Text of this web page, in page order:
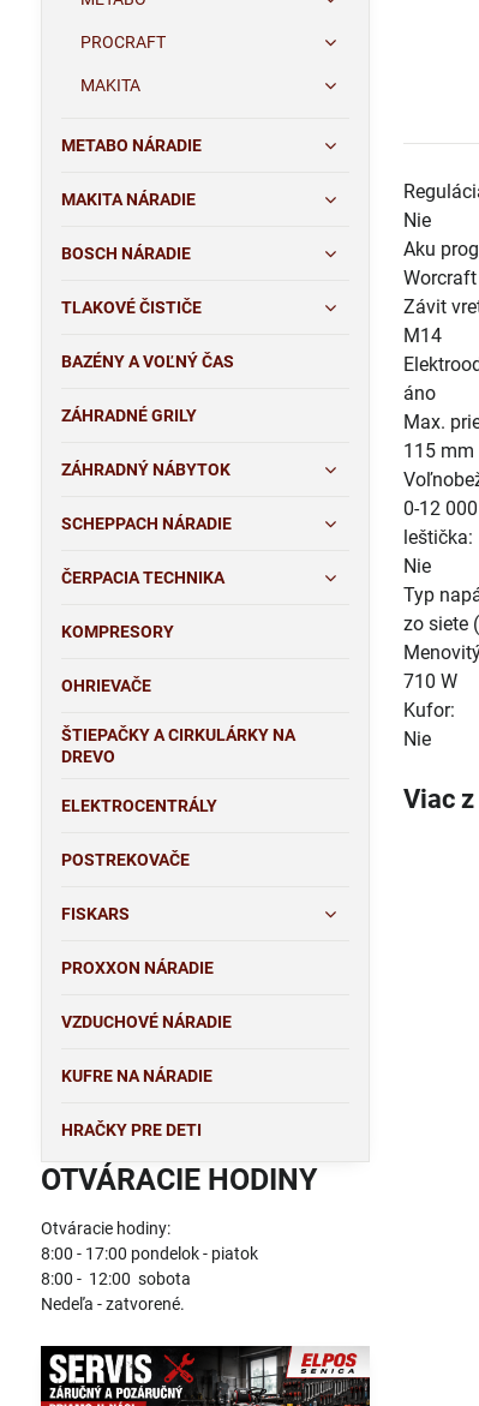
Nie
Aku
Worcraft
Závit
M14
áno
Max.
115 mm
0-12
leštička:
Nie
Typ
zo siete
710 W
Kufor:
Nie
Viac
PROCRAFT
MAKITA
METABO NÁRADIE
MAKITA NÁRADIE
BOSCH NÁRADIE
TLAKOVÉ ČISTIČE
BAZÉNY A VOĽNÝ ČAS
ZÁHRADNÉ GRILY
ZÁHRADNÝ NÁBYTOK
SCHEPPACH NÁRADIE
ČERPACIA TECHNIKA
KOMPRESORY
OHRIEVAČE
ŠTIEPAČKY A CIRKULÁRKY NA
DREVO
ELEKTROCENTRÁLY
POSTREKOVAČE
FISKARS
PROXXON NÁRADIE
VZDUCHOVÉ NÁRADIE
KUFRE NA NÁRADIE
HRAČKY PRE DETI
OTVÁRACIE HODINY
Otváracie hodiny:
8:00 - 17:00 pondelok - piatok
8:00 - 12:00 sobota
Nedeľa - zatvorené.